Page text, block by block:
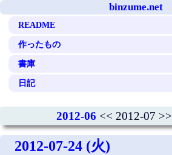
binzume.net
README
作ったもの
書庫
日記
2012-06 << 2012-07 >>
2012-07-24 (火)